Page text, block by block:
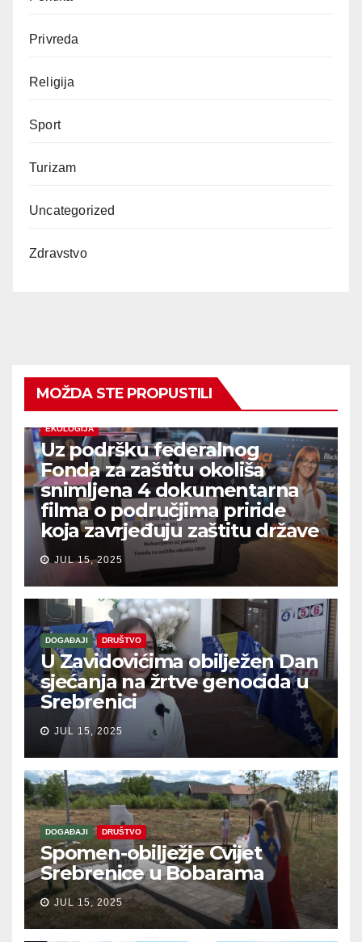
Privreda
Religija
Sport
Turizam
Uncategorized
Zdravstvo
MOŽDA STE PROPUSTILI
EKOLOGIJA
Uz podršku federalnog
Fonda za zaštitu okoliša
snimljena 4 dokumentarna
filma o područjima priride
koja zavrjeđuju zaštitu države
JUL 15, 2025
DOGAĐAJI DRUŠTVO
U Zavidovićima obilježen Dan
sjećanja na žrtve genocida u
Srebrenici
JUL 15, 2025
DOGAĐAJI DRUŠTVO
Spomen-obilježje Cvijet
Srebrenice u Bobarama
JUL 15, 2025